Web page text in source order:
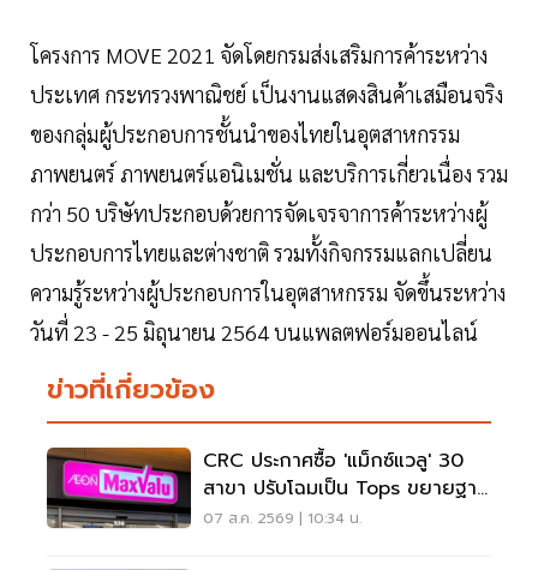
โครงการ MOVE 2021 จัดโดยกรมส่งเสริมการค้าระหว่าง
ประเทศ กระทรวงพาณิชย์ เป็นงานแสดงสินค้าเสมือนจริง
ของกลุ่มผู้ประกอบการชั้นนำของไทยในอุตสาหกรรม
ภาพยนตร์ ภาพยนตร์แอนิเมชั่น และบริการเกี่ยวเนื่อง รวม
กว่า 50 บริษัทประกอบด้วยการจัดเจรจาการค้าระหว่างผู้
ประกอบการไทยและต่างชาติ รวมทั้งกิจกรรมแลกเปลี่ยน
ความรู้ระหว่างผู้ประกอบการในอุตสาหกรรม จัดขึ้นระหว่าง
วันที่ 23 - 25 มิถุนายน 2564 บนแพลตฟอร์มออนไลน์
ข่าวที่เกี่ยวข้อง
CRC ประกาศซื้อ 'แม็กซ์แวลู' 30
สาขา ปรับโฉมเป็น Tops ขยายฐาน
ลูกค้าเพิ่ม 9 แสนราย
07 ส.ค. 2569 | 10:34 น.